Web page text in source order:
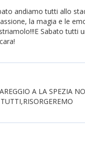
andiamo tutti allo
la magia e le
Sabato tutti
A LA SPEZIA